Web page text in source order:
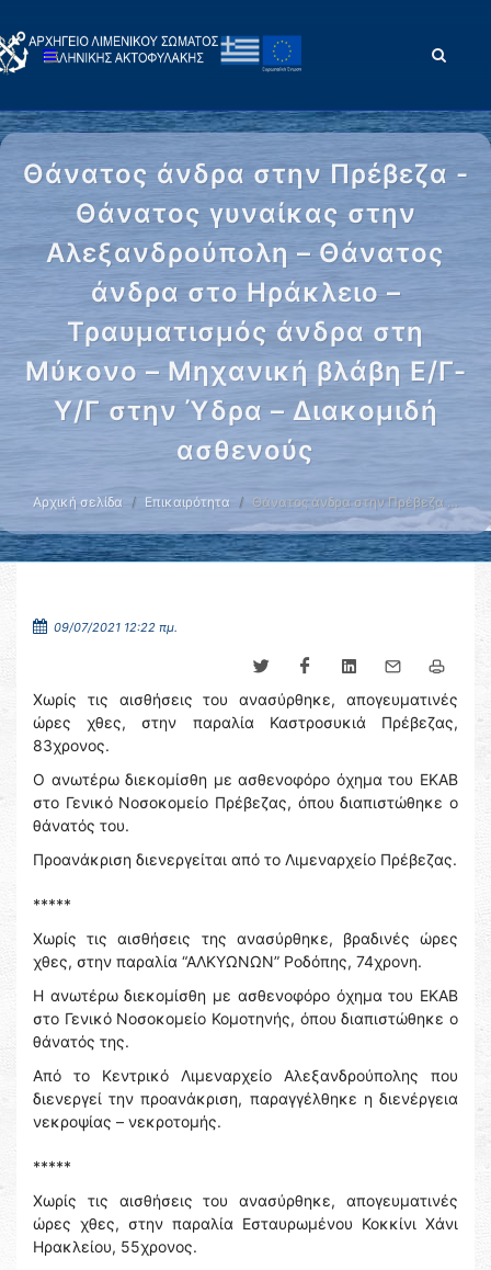
Θάνατος άνδρα στην Πρέβεζα -
Θάνατος γυναίκας στην
Αλεξανδρούπολη – Θάνατος
άνδρα στο Ηράκλειο –
Τραυματισμός άνδρα στη
Μύκονο – Μηχανική βλάβη Ε/Γ-
Υ/Γ στην Ύδρα – Διακομιδή
ασθενούς
Αρχική σελίδα Επικαιρότητα Θάνατος άνδρα στην Πρέβεζα …
09/07/2021 12:22 πμ.
Χωρίς τις αισθήσεις του ανασύρθηκε, απογευματινές
ώρες χθες, στην παραλία Καστροσυκιά Πρέβεζας,
83χρονος.
Ο ανωτέρω διεκομίσθη με ασθενοφόρο όχημα του ΕΚΑΒ
στο Γενικό Νοσοκομείο Πρέβεζας, όπου διαπιστώθηκε ο
θάνατός του.
Προανάκριση διενεργείται από το Λιμεναρχείο Πρέβεζας.
*****
Χωρίς τις αισθήσεις της ανασύρθηκε, βραδινές ώρες
χθες, στην παραλία “ΑΛΚΥΩΝΩΝ” Ροδόπης, 74χρονη.
Η ανωτέρω διεκομίσθη με ασθενοφόρο όχημα του ΕΚΑΒ
στο Γενικό Νοσοκομείο Κομοτηνής, όπου διαπιστώθηκε ο
θάνατός της.
Από το Κεντρικό Λιμεναρχείο Αλεξανδρούπολης που
διενεργεί την προανάκριση, παραγγέλθηκε η διενέργεια
νεκροψίας – νεκροτομής.
*****
Χωρίς τις αισθήσεις του ανασύρθηκε, απογευματινές
ώρες χθες, στην παραλία Εσταυρωμένου Κοκκίνι Χάνι
Ηρακλείου, 55χρονος.